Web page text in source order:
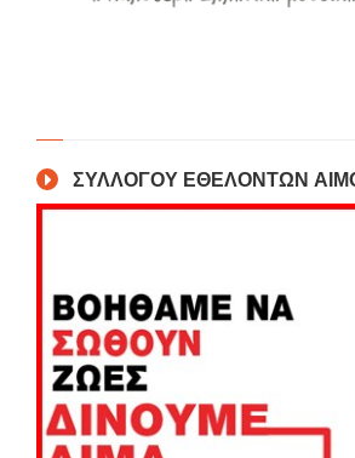
ΣΥΛΛΟΓΟΥ ΕΘΕΛΟΝΤΩΝ